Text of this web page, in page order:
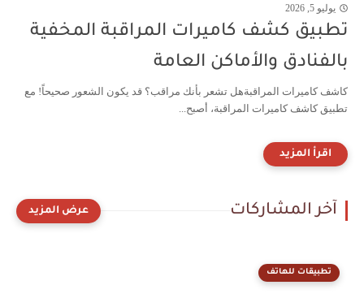
يوليو 5, 2026
تطبيق كشف كاميرات المراقبة المخفية
بالفنادق والأماكن العامة
كاشف كاميرات المراقبةهل تشعر بأنك مراقب؟ قد يكون الشعور صحيحاً! مع
تطبيق كاشف كاميرات المراقبة، أصبح...
آخر المشاركات
تطبيقات للهاتف